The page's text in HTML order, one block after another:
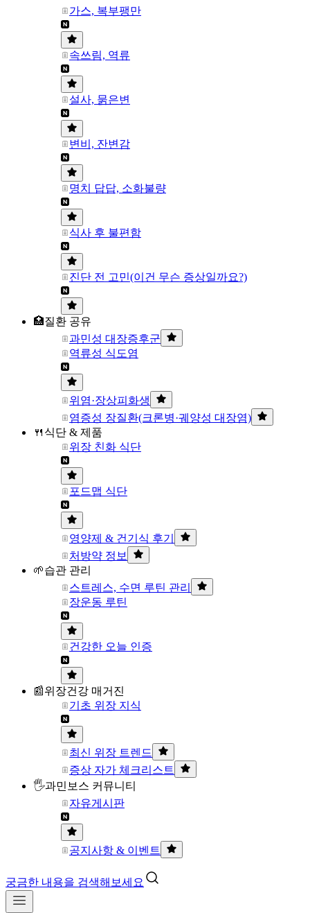
가스, 복부팽만
속쓰림, 역류
설사, 묽은변
변비, 잔변감
명치 답답, 소화불량
식사 후 불편함
진단 전 고민(이건 무슨 증상일까요?)
🏥질환 공유
과민성 대장증후군
역류성 식도염
위염·장상피화생
염증성 장질환(크론병·궤양성 대장염)
🍴식단 & 제품
위장 친화 식단
포드맵 식단
영양제 & 건기식 후기
처방약 정보
🌱습관 관리
스트레스, 수면 루틴 관리
장운동 루틴
건강한 오늘 인증
📰위장건강 매거진
기초 위장 지식
최신 위장 트렌드
증상 자가 체크리스트
🖐과민보스 커뮤니티
자유게시판
공지사항 & 이벤트
궁금한 내용을 검색해보세요